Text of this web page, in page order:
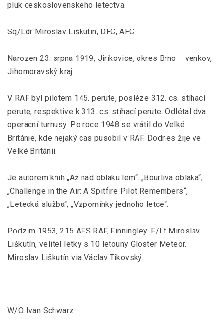
pluk ceskoslovenského letectva.
Sq/Ldr Miroslav Liškutín, DFC, AFC
Narozen 23. srpna 1919, Jiríkovice, okres Brno − venkov,
Jihomoravský kraj
V RAF byl pilotem 145. perute, posléze 312. cs. stíhací
perute, respektive k 313. cs. stíhací perute. Odlétal dva
operacní turnusy. Po roce 1948 se vrátil do Velké
Británie, kde nejaký cas pusobil v RAF. Dodnes žije ve
Velké Británii.
Je autorem knih „Až nad oblaku lem“, „Bourlivá oblaka“,
„Challenge in the Air: A Spitfire Pilot Remembers“,
„Letecká služba“, „Vzpomínky jednoho letce“.
Podzim 1953, 215 AFS RAF, Finningley. F/Lt Miroslav
Liškutín, velitel letky s 10 letouny Gloster Meteor.
Miroslav Liškutín via Václav Tikovský.
W/O Ivan Schwarz